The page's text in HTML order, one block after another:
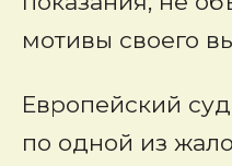
мотивы своего
Европейский
по одной из